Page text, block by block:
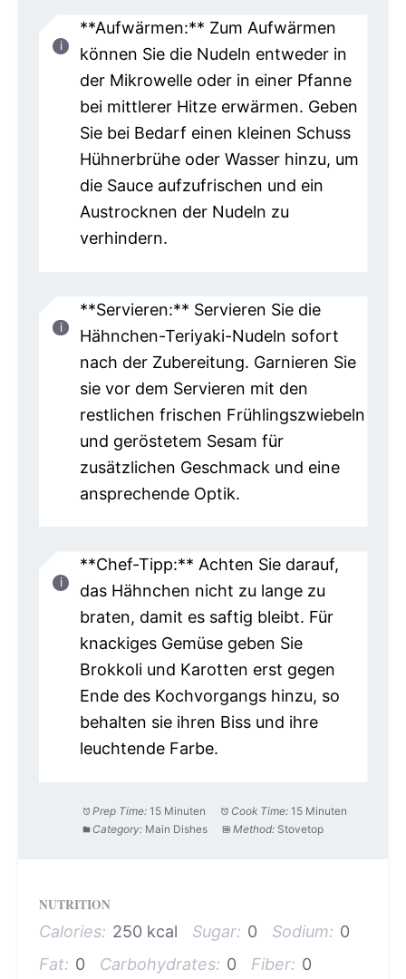
**Aufwärmen:** Zum Aufwärmen
können Sie die Nudeln entweder in
der Mikrowelle oder in einer Pfanne
bei mittlerer Hitze erwärmen. Geben
Sie bei Bedarf einen kleinen Schuss
Hühnerbrühe oder Wasser hinzu, um
die Sauce aufzufrischen und ein
Austrocknen der Nudeln zu
verhindern.
**Servieren:** Servieren Sie die
Hähnchen-Teriyaki-Nudeln sofort
nach der Zubereitung. Garnieren Sie
sie vor dem Servieren mit den
restlichen frischen Frühlingszwiebeln
und geröstetem Sesam für
zusätzlichen Geschmack und eine
ansprechende Optik.
**Chef-Tipp:** Achten Sie darauf,
das Hähnchen nicht zu lange zu
braten, damit es saftig bleibt. Für
knackiges Gemüse geben Sie
Brokkoli und Karotten erst gegen
Ende des Kochvorgangs hinzu, so
behalten sie ihren Biss und ihre
leuchtende Farbe.
Prep Time: 15 Minuten Cook Time: 15 Minuten
Category: Main Dishes Method: Stovetop
NUTRITION
Calories: 250 kcal Sugar: 0 Sodium: 0
Fat: 0 Carbohydrates: 0 Fiber: 0